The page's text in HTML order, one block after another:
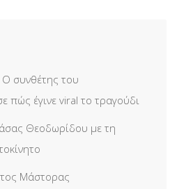
Ο συνθέτης του
πώς έγινε viral το τραγούδι
Θεοδωρίδου με τη
Μάστορας